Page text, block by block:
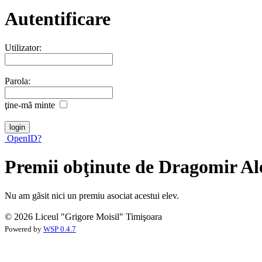
Autentificare
Utilizator:
Parola:
ţine-mã minte
OpenID?
Premii obţinute de Dragomir
Nu am gãsit nici un premiu asociat acestui elev.
© 2026 Liceul "Grigore Moisil" Timişoara
Powered by WSP 0.4.7